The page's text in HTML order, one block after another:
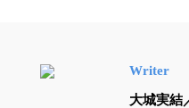
Writer
大城実結